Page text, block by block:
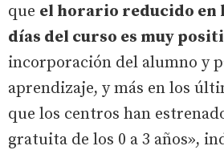
que el horario reducido en
días del curso es muy
incorporación del alumno y
aprendizaje, y más en los
que los centros han
gratuita de los 0 a 3 años»,